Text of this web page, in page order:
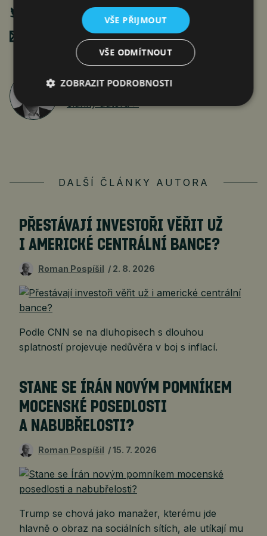
Poslat mailem
Roman Pospíšil
články autora >
DALŠÍ ČLÁNKY AUTORA
PŘESTÁVAJÍ INVESTOŘI VĚŘIT UŽ
I AMERICKÉ CENTRÁLNÍ BANCE?
Roman Pospíšil 2. 8. 2026
Podle CNN se na dluhopisech s dlouhou
splatností projevuje nedůvěra v boj s inflací.
STANE SE ÍRÁN NOVÝM POMNÍKEM
MOCENSKÉ POSEDLOSTI
A NABUBŘELOSTI?
Roman Pospíšil 15. 7. 2026
Trump se chová jako manažer, kterému jde
hlavně o obraz na sociálních sítích, ale utíkají mu
VŠE PŘIJMOUT
VŠE ODMÍTNOUT
ZOBRAZIT PODROBNOSTI